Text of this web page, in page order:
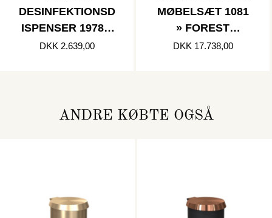
DESINFEKTIONSD
ISPENSER 1978 »
MAT HVID
DKK 2.639,00
MØBELSÆT 1081
» FOREST
GREEN/MAT
DKK 17.738,00
ANDRE KØBTE OGSÅ